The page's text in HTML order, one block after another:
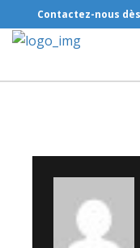
Contactez-nous